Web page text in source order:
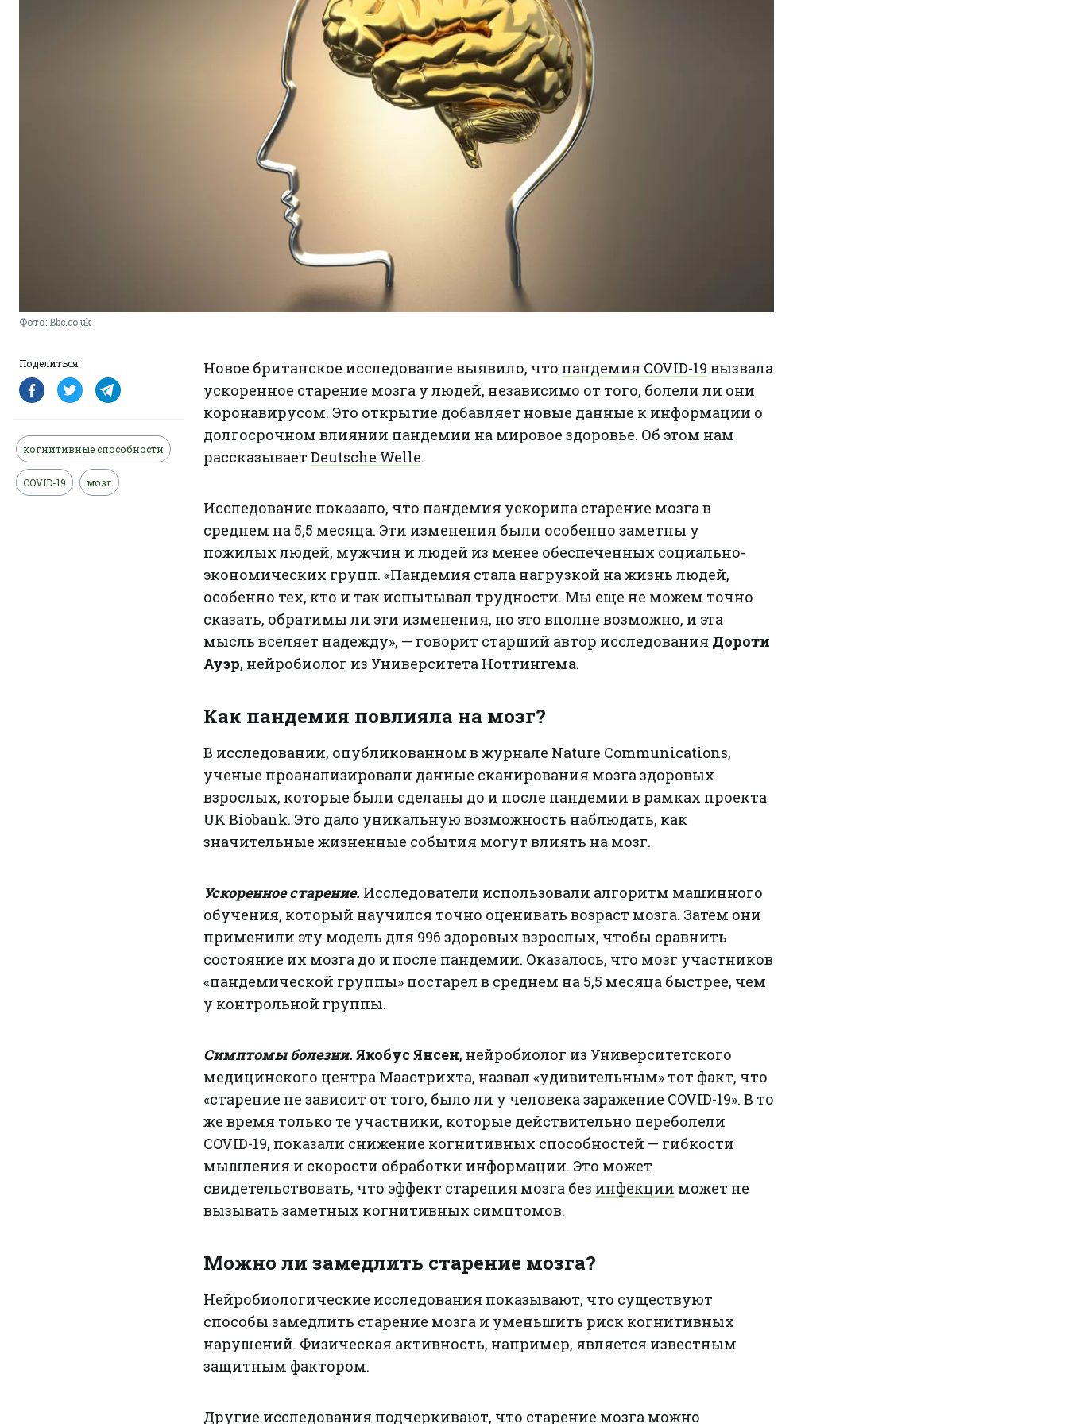
Фото: Bbc.co.uk
Поделиться:
когнитивные способности
COVID-19 мозг
Новое британское исследование выявило, что пандемия COVID-19 вызвала
ускоренное старение мозга у людей, независимо от того, болели ли они
коронавирусом. Это открытие добавляет новые данные к информации о
долгосрочном влиянии пандемии на мировое здоровье. Об этом нам
рассказывает Deutsche Welle.
Исследование показало, что пандемия ускорила старение мозга в
среднем на 5,5 месяца. Эти изменения были особенно заметны у
пожилых людей, мужчин и людей из менее обеспеченных социально-
экономических групп. «Пандемия стала нагрузкой на жизнь людей,
особенно тех, кто и так испытывал трудности. Мы еще не можем точно
сказать, обратимы ли эти изменения, но это вполне возможно, и эта
мысль вселяет надежду», — говорит старший автор исследования Дороти
Ауэр, нейробиолог из Университета Ноттингема.
Как пандемия повлияла на мозг?
В исследовании, опубликованном в журнале Nature Communications,
ученые проанализировали данные сканирования мозга здоровых
взрослых, которые были сделаны до и после пандемии в рамках проекта
UK Biobank. Это дало уникальную возможность наблюдать, как
значительные жизненные события могут влиять на мозг.
Ускоренное старение. Исследователи использовали алгоритм машинного
обучения, который научился точно оценивать возраст мозга. Затем они
применили эту модель для 996 здоровых взрослых, чтобы сравнить
состояние их мозга до и после пандемии. Оказалось, что мозг участников
«пандемической группы» постарел в среднем на 5,5 месяца быстрее, чем
у контрольной группы.
Симптомы болезни. Якобус Янсен, нейробиолог из Университетского
медицинского центра Маастрихта, назвал «удивительным» тот факт, что
«старение не зависит от того, было ли у человека заражение COVID-19». В то
же время только те участники, которые действительно переболели
COVID-19, показали снижение когнитивных способностей — гибкости
мышления и скорости обработки информации. Это может
свидетельствовать, что эффект старения мозга без инфекции может не
вызывать заметных когнитивных симптомов.
Можно ли замедлить старение мозга?
Нейробиологические исследования показывают, что существуют
способы замедлить старение мозга и уменьшить риск когнитивных
нарушений. Физическая активность, например, является известным
защитным фактором.
Другие исследования подчеркивают, что старение мозга можно